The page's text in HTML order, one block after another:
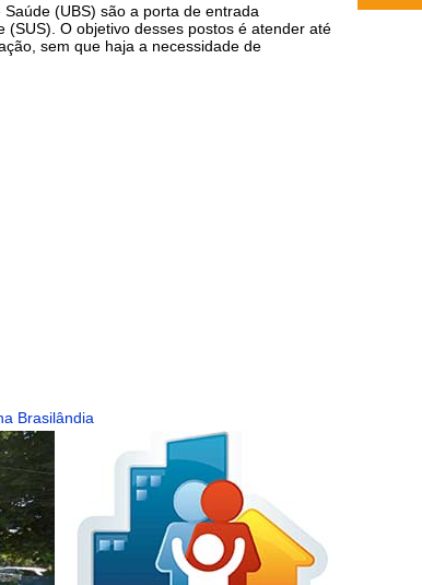
(UBS) são a porta de entrada
(SUS). O objetivo desses postos é atender até
sem que haja a necessidade de
Brasilândia